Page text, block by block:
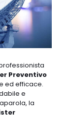
Preventivo
ed efficace.
e
la